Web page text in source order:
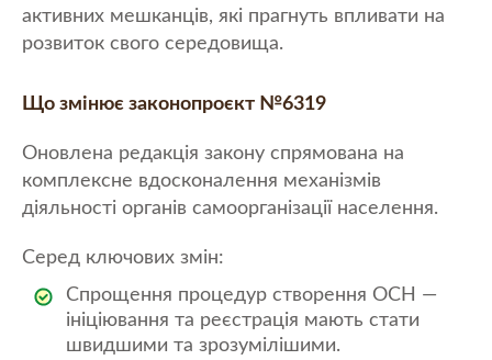
активних мешканців, які прагнуть впливати на
розвиток свого середовища.
Що змінює законопроєкт №6319
Оновлена редакція закону спрямована на
комплексне вдосконалення механізмів
діяльності органів самоорганізації населення.
Серед ключових змін:
Спрощення процедур створення ОСН —
ініціювання та реєстрація мають стати
швидшими та зрозумілішими.